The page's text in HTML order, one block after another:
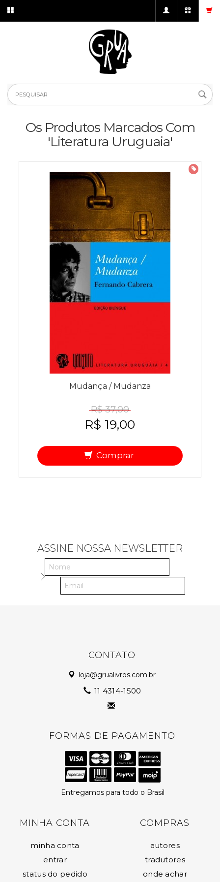
Os Produtos Marcados Com
'literatura Uruguaia'
Mudança / Mudanza
R$ 37,00
R$ 19,00
Comprar
ASSINE NOSSA NEWSLETTER
CONTATO
loja@grualivros.com.br
11 4314-1500
FORMAS DE PAGAMENTO
Entregamos para todo o Brasil
MINHA CONTA
minha conta
entrar
status do pedido
COMPRAS
autores
tradutores
onde achar